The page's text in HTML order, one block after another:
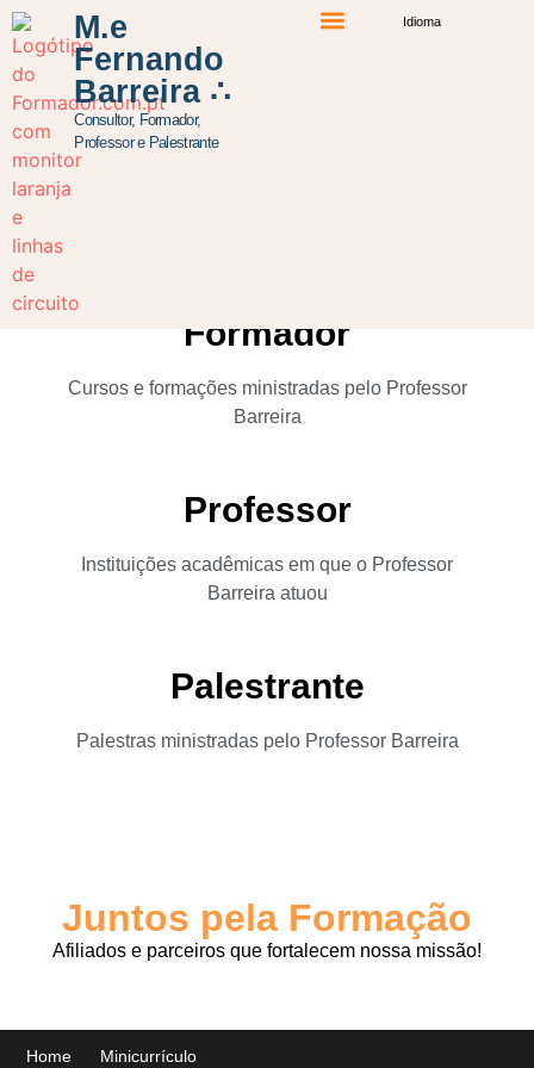
M.e
Fernando
Barreira ∴
Consultor, Formador,
Professor e Palestrante
Idioma
Formador
Cursos e formações ministradas pelo Professor
Barreira
Professor
Instituições acadêmicas em que o Professor
Barreira atuou
Palestrante
Palestras ministradas pelo Professor Barreira
Juntos pela Formação
Afiliados e parceiros que fortalecem nossa missão!
Home Minicurrículo